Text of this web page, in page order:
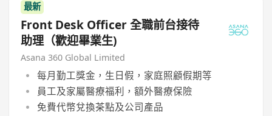
最新
Front Desk Officer 全職前台接待
助理（歡迎畢業生)
Asana 360 Global Limited
每月勤工獎金，生日假，家庭照顧假期等
員工及家屬醫療福利，額外醫療保險
免費代幣兌換茶點及公司產品